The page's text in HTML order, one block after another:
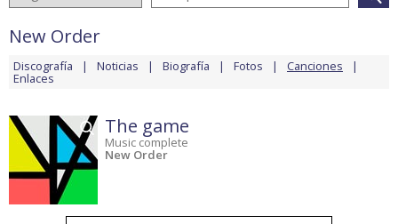
New Order
Discografía Noticias Biografía Fotos Canciones
Enlaces
The game
Music complete
New Order